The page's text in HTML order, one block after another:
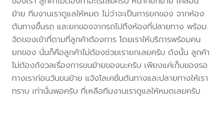
ย้าย ทีมงานเราดูแลให้หมด ไม่ว่าจะเป็นการยกของ จากห้อง
ต้นทางขึ้นรถ และยกของจากรถไปถึงห้องที่ปลายทาง พร้อม
จัดของเข้าที่ตามที่ลูกค้าต้องการ โดยเราให้บริการพร้อมคน
ยกของ นั่นก็คือลูกค้าไม่ต้องช่วยเรายกเลยครับ ดังนั้น ลูกค้า
ไม่ต้องกังวลเรื่องการขนย้ายของนะครับ เพียงแค่เก็บของรอ
ทางเราก่อนวันขนย้าย แจ้งโลเคชั่นต้นทางและปลายทางให้เรา
ทราบ เท่านั้นพอครับ ที่เหลือทีมงานเราดูแลให้หมดเลยครับ